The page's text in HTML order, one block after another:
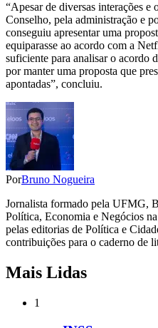
“Apesar de diversas interações e
Conselho, pela administração e
conseguiu apresentar uma
equiparasse ao acordo com a
suficiente para analisar o acordo
por manter uma proposta que
apontadas”, concluiu.
PorBruno Nogueira
Jornalista formado pela UFMG,
Política, Economia e Negócios
pelas editorias de Política e
contribuições para o caderno de
Mais Lidas
1